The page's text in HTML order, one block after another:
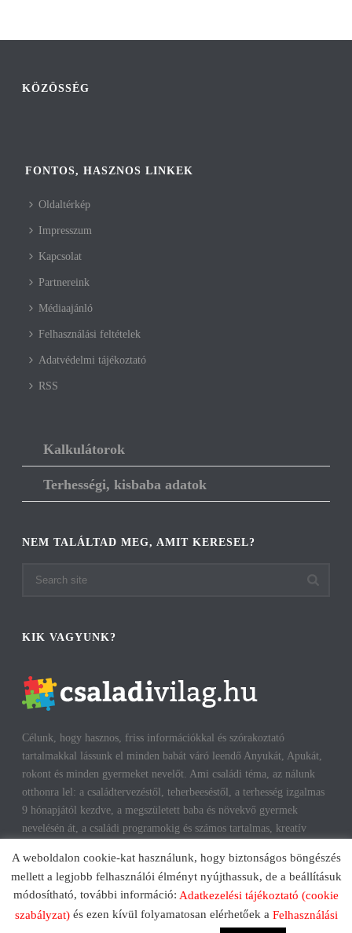
KÖZÖSSÉG
FONTOS, HASZNOS LINKEK
Oldaltérkép
Impresszum
Kapcsolat
Partnereink
Médiaajánló
Felhasználási feltételek
Adatvédelmi tájékoztató
RSS
Kalkulátorok
Terhességi, kisbaba adatok
NEM TALÁLTAD MEG, AMIT KERESEL?
KIK VAGYUNK?
Célunk, hogy hasznos, friss információkkal és szórakoztató
tartalmakkal lássunk el minden babát váró leendő Anyukát, Apukát,
rokont és minden gyermeket nevelőt. Ami családi téma, az nálunk
otthonra lel: a családtervezéstől, teherbeeséstől, a terhesség izgalmas
9 hónapjától kezdve, a megszületett baba és növekvő gyermek
nevelésén át, a családi programokig és számos tartalmas, kreatív
gyermekkorhoz, gyerekeink testi és lelki egészségéhez az út többek
között a szülők megfelelő attitűdje, kíváncsisága, jól informáltsága
mentén vezet. Reméljük, mi is segítünk ezen az úton!
A weboldalon cookie-kat használunk, hogy biztonságos böngészés
mellett a legjobb felhasználói élményt nyújthassuk, de a beállításuk
módosítható, további információ: Adatkezelési tájékoztató (cookie
szabályzat) és ezen kívül folyamatosan elérhetőek a Felhasználási